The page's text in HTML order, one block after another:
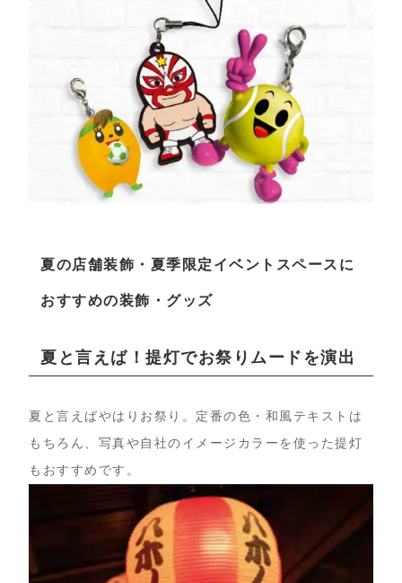
夏の店舗装飾・夏季限定イベントスペースに
おすすめの装飾・グッズ
夏と言えば！提灯でお祭りムードを演出
夏と言えばやはりお祭り。定番の色・和風テキストは
もちろん、写真や自社のイメージカラーを使った提灯
もおすすめです。